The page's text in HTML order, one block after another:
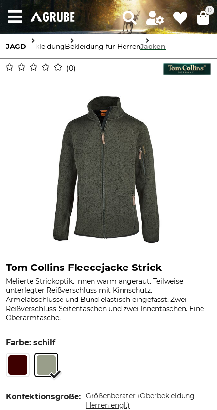
0
JAGD BekleidungBekleidung für HerrenJacken
0
Tom Collins Fleecejacke Strick
Melierte Strickoptik. Innen warm angeraut. Teilweise
unterlegter Reißverschluss mit Kinnschutz.
Ärmelabschlüsse und Bund elastisch eingefasst. Zwei
Reißverschluss-Seitentaschen und zwei Innentaschen. Eine
Oberarmtasche.
Farbe: schilf
Konfektionsgröße: Größenberater (Oberbekleidung
Herren engl.)